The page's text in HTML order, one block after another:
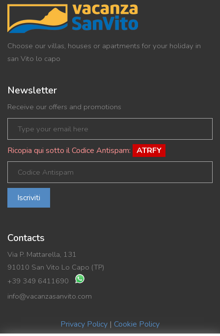
Choose our villas, houses or apartments for your holiday in
san Vito lo capo
Newsletter
Receive our offers and promotions
Ricopia qui sotto il Codice Antispam: ATRFY
Iscriviti
Contacts
Via P. Mattarella, 131
91010 San Vito Lo Capo (TP)
+39 349 6411690
info@vacanzasanvito.com
Privacy Policy | Cookie Policy